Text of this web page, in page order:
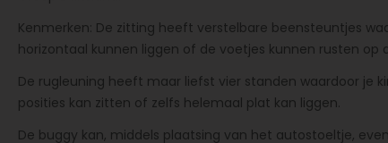
Kenmerken: De zitting heeft verstelbare beensteuntjes
horizontaal kunnen liggen of de voetjes kunnen rusten op
De rugleuning heeft maar liefst vier standen waardoor je
posities kan zitten of zelfs helemaal plat kan liggen.
De buggy kan, middels plaatsing van het autostoeltje,